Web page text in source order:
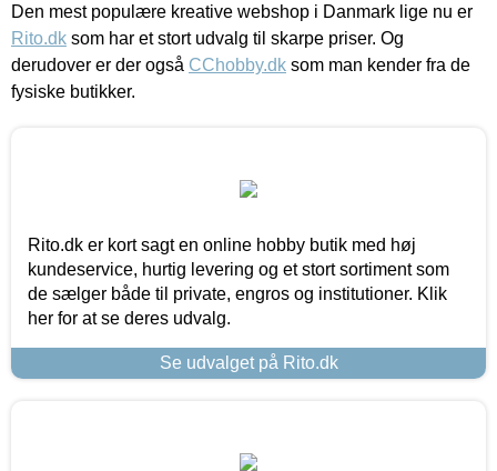
Den mest populære kreative webshop i Danmark lige nu er
Rito.dk som har et stort udvalg til skarpe priser. Og
derudover er der også CChobby.dk som man kender fra de
fysiske butikker.
Rito.dk er kort sagt en online hobby butik med høj
kundeservice, hurtig levering og et stort sortiment som
de sælger både til private, engros og institutioner. Klik
her for at se deres udvalg.
Se udvalget på Rito.dk